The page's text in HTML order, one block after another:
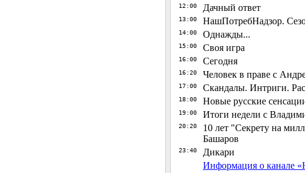
12:00 Дачный ответ
13:00 НашПотребНадзор.
14:00 Однажды...
15:00 Своя игра
16:00 Сегодня
16:20 Человек в праве с
17:00 Скандалы. Интриги.
18:00 Новые русские
19:00 Итоги недели с
20:20
10 лет "Секрету на
Башаров
23:40
Дикари
Информация о канале